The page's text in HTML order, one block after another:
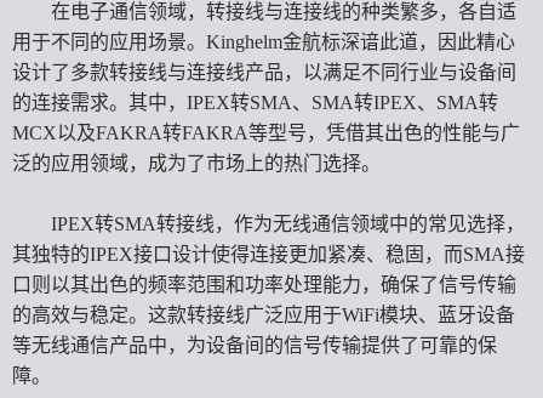
在电子通信领域，转接线与连接线的种类繁多，各自适
用于不同的应用场景。Kinghelm金航标深谙此道，因此精心
设计了多款转接线与连接线产品，以满足不同行业与设备间
的连接需求。其中，IPEX转SMA、SMA转IPEX、SMA转
MCX以及FAKRA转FAKRA等型号，凭借其出色的性能与广
泛的应用领域，成为了市场上的热门选择。
IPEX转SMA转接线，作为无线通信领域中的常见选择，
其独特的IPEX接口设计使得连接更加紧凑、稳固，而SMA接
口则以其出色的频率范围和功率处理能力，确保了信号传输
的高效与稳定。这款转接线广泛应用于WiFi模块、蓝牙设备
等无线通信产品中，为设备间的信号传输提供了可靠的保
障。